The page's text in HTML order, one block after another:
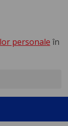
personale în